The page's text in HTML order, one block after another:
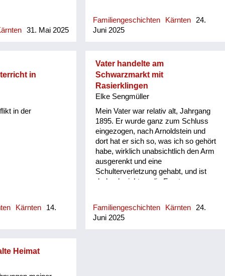
Wesen im
31. Mai 2025
Ziehschwester. Und die waren
schon erwachsen natürlich. Sie
ausgegangen. Meine Ziehschwester
hat dann einen Engländer geheiratet
und ist nach England gezogen. Sie
ist vor zwei Jahren gestorben. Meine
war auch verlobt mit einem
englischen Offizier. Aber meine
Eltern haben ihr verboten zu
heiraten. Das ist damals noch
möglich gewesen.
Familiengeschichten Kärnten
24.
Juni 2025
in
in der
Kärnten
14.
Vater handelte am
Schwarzmarkt mit
Rasierklingen
Elke Sengmüller
Mein Vater war relativ alt, Jahrgang
1895. Er wurde ganz zum Schluss
eingezogen, nach Arnoldstein und
dort hat er sich so, was ich so gehört
habe, wirklich unabsichtlich den Arm
ausgerenkt und eine
Schulterverletzung gehabt, und ist
dadurch nicht an die Front
er für die Wirtschaft wichtig war. Es
ist uns im Krieg eigentlich immer gut
Familiengeschichten Kärnten
24.
Juni 2025
Heimat